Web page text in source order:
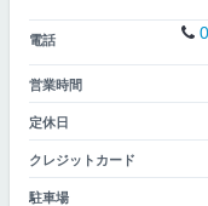
電話
営業時間
定休日
クレジットカード
駐車場